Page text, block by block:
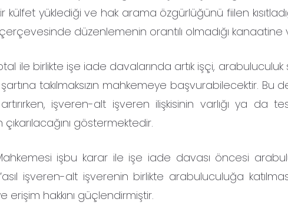
yüklediği ve hak arama özgürlüğünü fiilen
düzenlemenin orantılı olmadığı kanaatine
ile birlikte işe iade davalarında artık işçi,
takılmaksızın mahkemeye başvurabilecektir. Bu
işveren-alt işveren ilişkisinin varlığı ya da
göstermektedir.
işbu karar ile işe iade davası öncesi
işveren-alt işverenin birlikte arabuluculuğa
hakkını güçlendirmiştir.